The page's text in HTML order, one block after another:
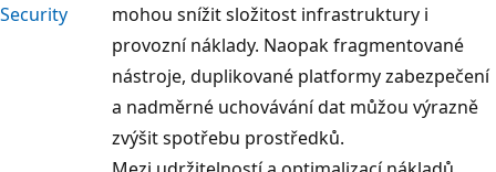
Security
mohou snížit složitost infrastruktury i
provozní náklady. Naopak fragmentované
nástroje, duplikované platformy zabezpečení
a nadměrné uchovávání dat můžou výrazně
zvýšit spotřebu prostředků.